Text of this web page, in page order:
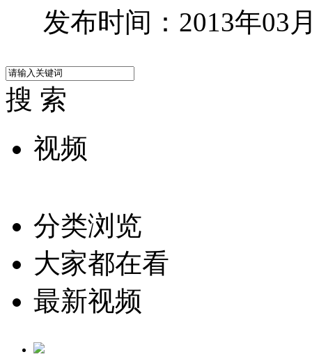
发布时间：2013年03
搜 索
视频
分类浏览
大家都在看
最新视频